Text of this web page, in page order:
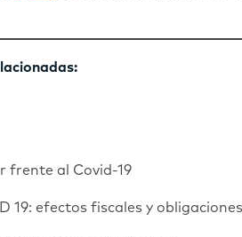
frente al Covid-19
19: efectos fiscales y